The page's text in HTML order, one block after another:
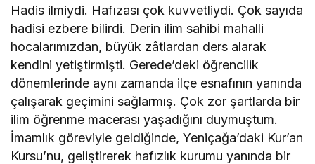
Hadis ilmiydi. Hafızası çok kuvvetliydi. Çok sayıda
hadisi ezbere bilirdi. Derin ilim sahibi mahalli
hocalarımızdan, büyük zâtlardan ders alarak
kendini yetiştirmişti. Gerede’deki öğrencilik
dönemlerinde aynı zamanda ilçe esnafının yanında
çalışarak geçimini sağlarmış. Çok zor şartlarda bir
ilim öğrenme macerası yaşadığını duymuştum.
İmamlık göreviyle geldiğinde, Yeniçağa’daki Kur’an
Kursu’nu, geliştirerek hafızlık kurumu yanında bir